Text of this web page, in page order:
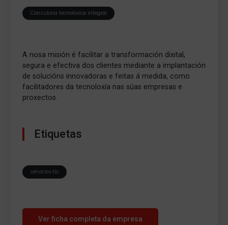
Consuloría tecnolóxica integral
A nosa misión é facilitar a transformación dixital,
segura e efectiva dos clientes mediante a implantación
de solucións innovadoras e feitas á medida, como
facilitadores da tecnoloxía nas súas empresas e
proxectos.
Etiquetas
servicios-tic
Ver ficha completa da empresa